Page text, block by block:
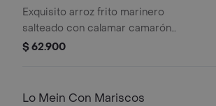
Exquisito arroz frito marinero
salteado con calamar camarón
palmito de cangrejo trocitos de
$ 62.900
Lo Mein Con Mariscos